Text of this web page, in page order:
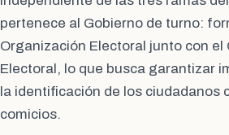
pertenece al Gobierno de turno:
Organización Electoral junto con el
Electoral, lo que busca garantizar
la identificación de los ciudadanos
comicios.